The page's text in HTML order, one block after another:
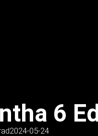
6
2024-05-24